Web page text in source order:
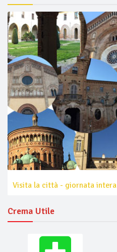
Visita la città - giornata intera
Crema Utile